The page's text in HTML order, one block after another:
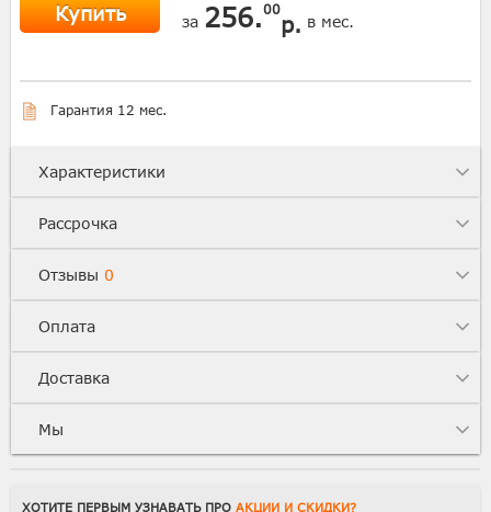
Купить за 256.00
р. в мес.
Гарантия 12 мес.
Характеристики
Рассрочка
Отзывы 0
Оплата
Доставка
Мы
ХОТИТЕ ПЕРВЫМ УЗНАВАТЬ ПРО АКЦИИ И СКИДКИ?